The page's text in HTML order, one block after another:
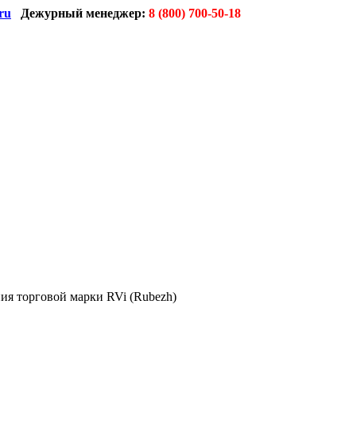
Дежурный менеджер: 8 (800) 700-50-18
торговой марки RVi (Rubezh)